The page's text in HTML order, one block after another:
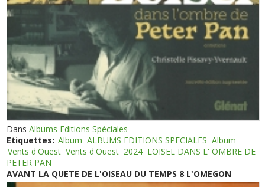
DansAlbums Editions Spéciales
Etiquettes: Album ALBUMS EDITIONS SPECIALES Album
Vents d'Ouest Vents d'Ouest 2024 LOISEL DANS L' OMBRE DE
PETER PAN
AVANT LA QUETE DE L'OISEAU DU TEMPS 8 L'OMEGON